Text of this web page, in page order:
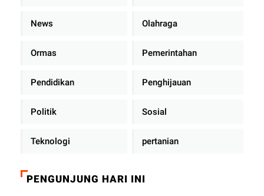
News Olahraga
Ormas Pemerintahan
Pendidikan Penghijauan
Politik Sosial
Teknologi pertanian
PENGUNJUNG HARI INI